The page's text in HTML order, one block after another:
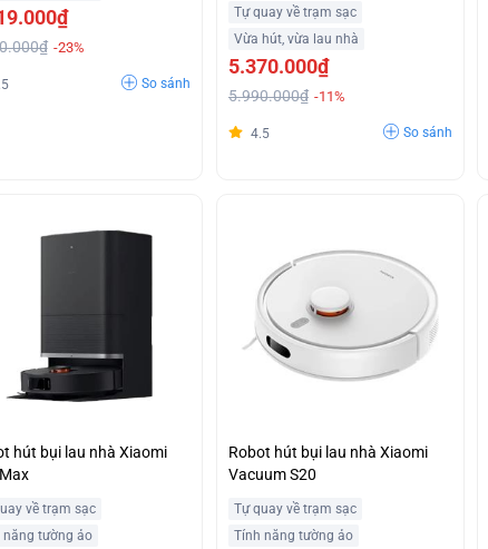
-23%
So sánh
Tự quay về trạm sạc
Vừa hút, vừa lau nhà
5.370.000₫
5.990.000₫ -11%
4.5 So sánh
hút bụi lau nhà Xiaomi
về trạm sạc
năng tường ảo
Robot hút bụi lau nhà Xiaomi
Vacuum S20
Tự quay về trạm sạc
Tính năng tường ảo